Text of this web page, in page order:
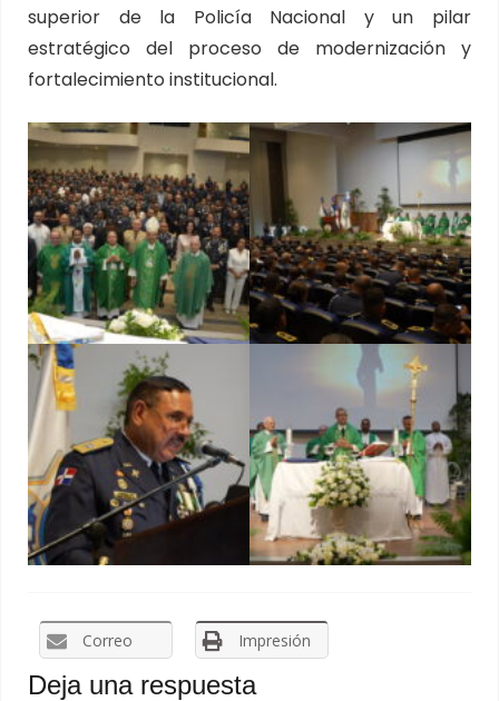
superior de la Policía Nacional y un pilar
estratégico del proceso de modernización y
fortalecimiento institucional.
Correo Impresión
Deja una respuesta